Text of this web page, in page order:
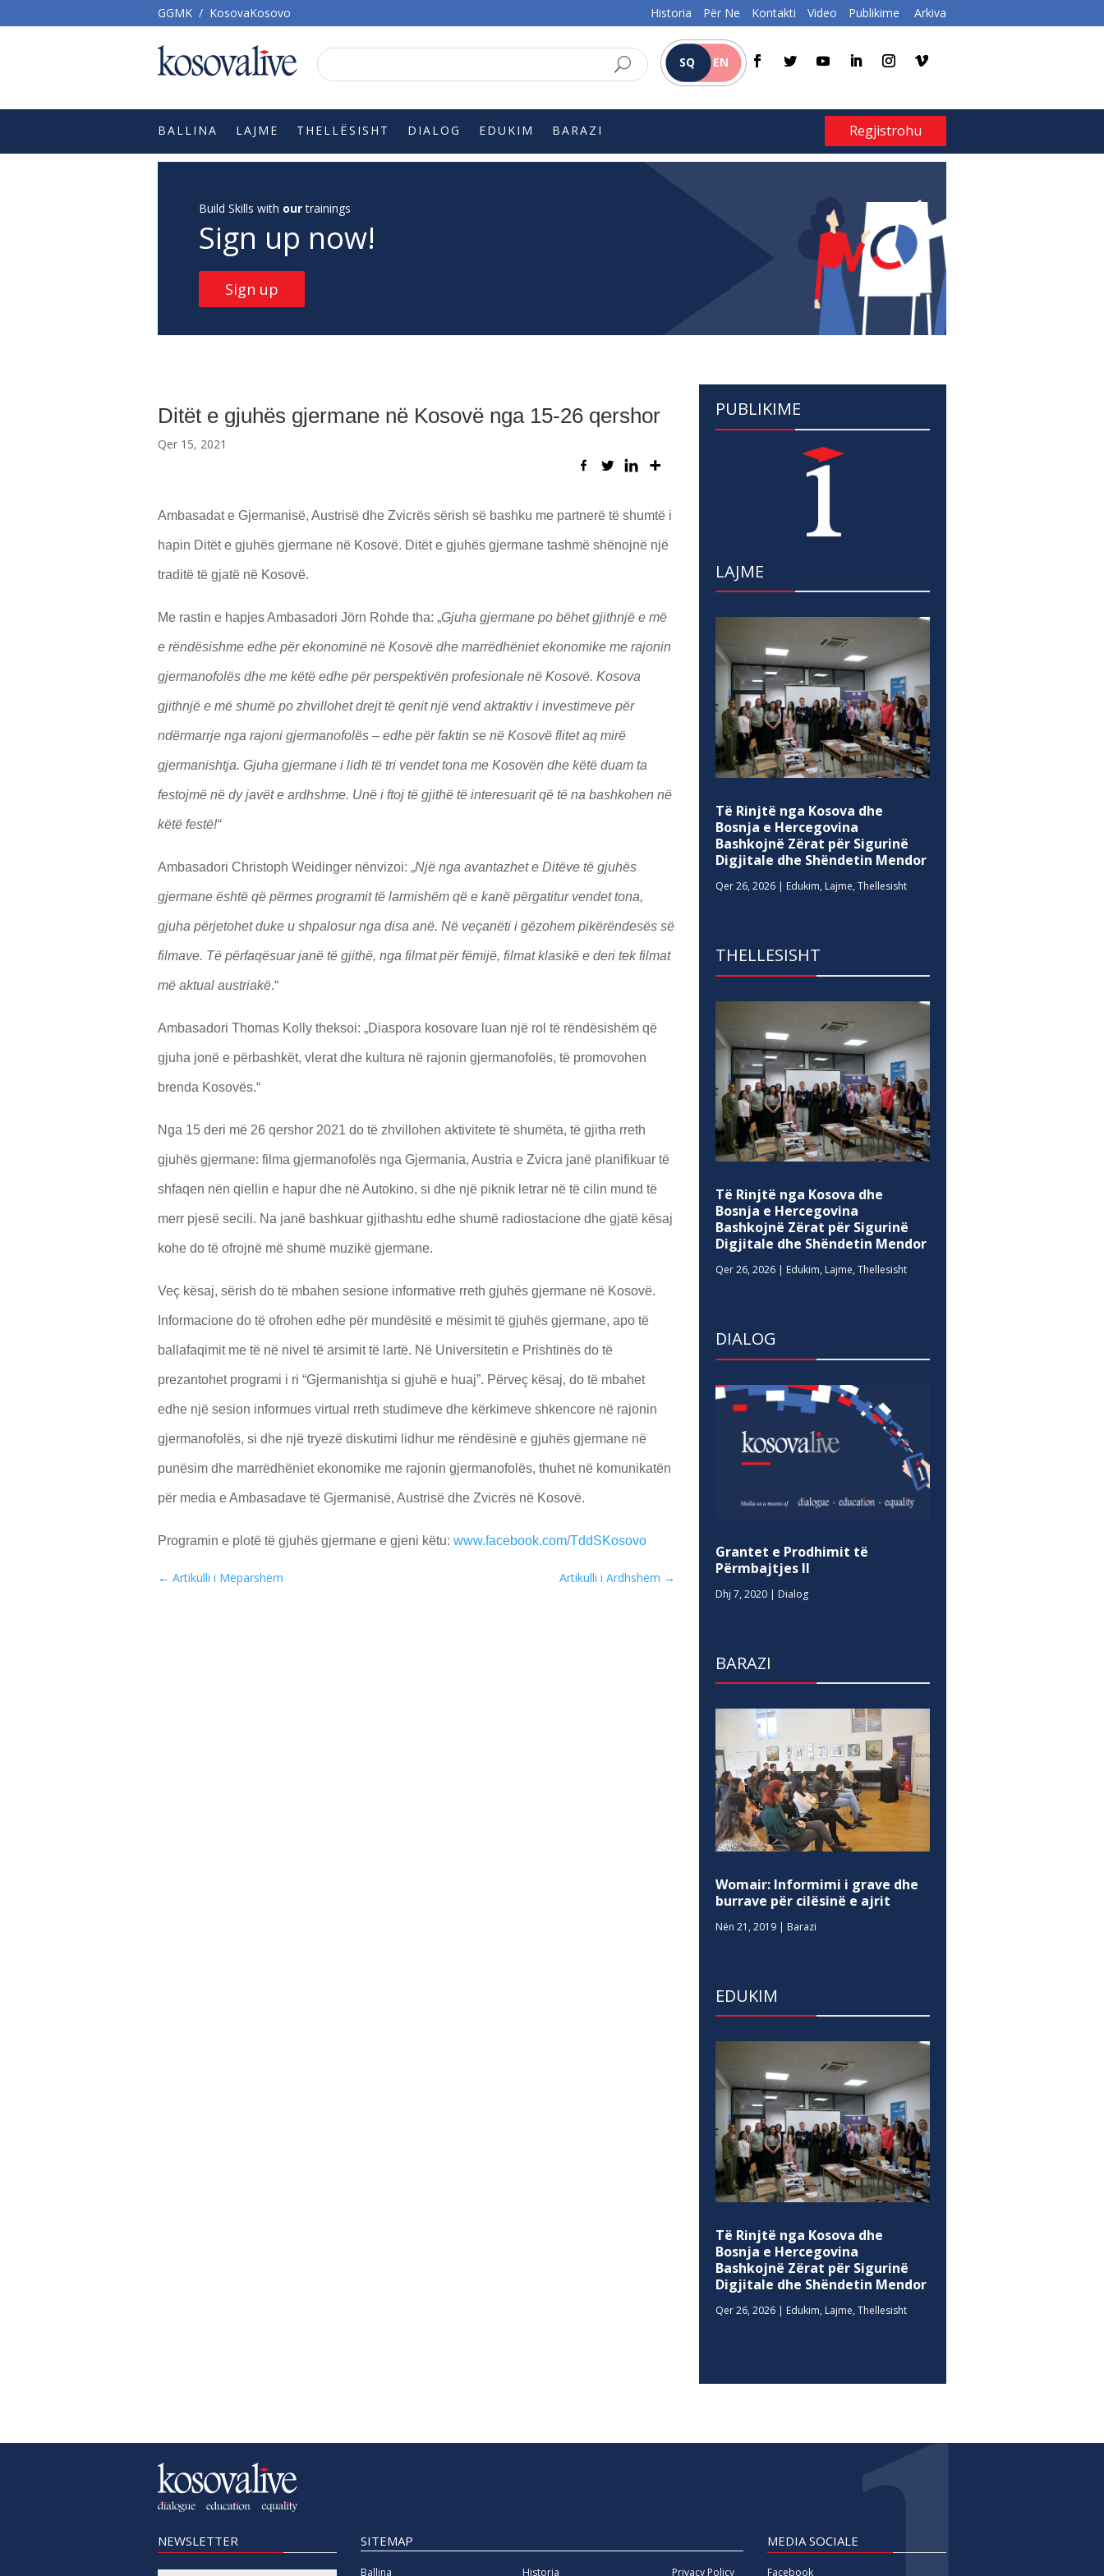
GGMK / KosovaKosovo Historia Për Ne Kontakti Video Publikime Arkiva
SQ EN
BALLINA LAJME THELLËSISHT DIALOG EDUKIM BARAZI Regjistrohu
Build Skills with ourtrainings
Sign up now!
Sign up
Ditët e gjuhës gjermane në Kosovë nga 15-26 qershor
Qer 15, 2021
Ambasadat e Gjermanisë, Austrisë dhe Zvicrës sërish së bashku me partnerë të shumtë i
hapin Ditët e gjuhës gjermane në Kosovë. Ditët e gjuhës gjermane tashmë shënojnë një
traditë të gjatë në Kosovë.
Me rastin e hapjes Ambasadori Jörn Rohde tha: „Gjuha gjermane po bëhet gjithnjë e më
e rëndësishme edhe për ekonominë në Kosovë dhe marrëdhëniet ekonomike me rajonin
gjermanofolës dhe me këtë edhe për perspektivën profesionale në Kosovë. Kosova
gjithnjë e më shumë po zhvillohet drejt të qenit një vend aktraktiv i investimeve për
ndërmarrje nga rajoni gjermanofolës – edhe për faktin se në Kosovë flitet aq mirë
gjermanishtja. Gjuha gjermane i lidh të tri vendet tona me Kosovën dhe këtë duam ta
festojmë në dy javët e ardhshme. Unë i ftoj të gjithë të interesuarit që të na bashkohen në
këtë festë!“
Ambasadori Christoph Weidinger nënvizoi: „Një nga avantazhet e Ditëve të gjuhës
gjermane është që përmes programit të larmishëm që e kanë përgatitur vendet tona,
gjuha përjetohet duke u shpalosur nga disa anë. Në veçanëti i gëzohem pikërëndesës së
filmave. Të përfaqësuar janë të gjithë, nga filmat për fëmijë, filmat klasikë e deri tek filmat
më aktual austriakë.“
Ambasadori Thomas Kolly theksoi: „Diaspora kosovare luan një rol të rëndësishëm që
gjuha jonë e përbashkët, vlerat dhe kultura në rajonin gjermanofolës, të promovohen
brenda Kosovës.“
Nga 15 deri më 26 qershor 2021 do të zhvillohen aktivitete të shumëta, të gjitha rreth
gjuhës gjermane: filma gjermanofolës nga Gjermania, Austria e Zvicra janë planifikuar të
shfaqen nën qiellin e hapur dhe në Autokino, si dhe një piknik letrar në të cilin mund të
merr pjesë secili. Na janë bashkuar gjithashtu edhe shumë radiostacione dhe gjatë kësaj
kohe do të ofrojnë më shumë muzikë gjermane.
Veç kësaj, sërish do të mbahen sesione informative rreth gjuhës gjermane në Kosovë.
Informacione do të ofrohen edhe për mundësitë e mësimit të gjuhës gjermane, apo të
ballafaqimit me të në nivel të arsimit të lartë. Në Universitetin e Prishtinës do të
prezantohet programi i ri “Gjermanishtja si gjuhë e huaj”. Përveç kësaj, do të mbahet
edhe një sesion informues virtual rreth studimeve dhe kërkimeve shkencore në rajonin
gjermanofolës, si dhe një tryezë diskutimi lidhur me rëndësinë e gjuhës gjermane në
punësim dhe marrëdhëniet ekonomike me rajonin gjermanofolës, thuhet në komunikatën
për media e Ambasadave të Gjermanisë, Austrisë dhe Zvicrës në Kosovë.
Programin e plotë të gjuhës gjermane e gjeni këtu: www.facebook.com/TddSKosovo
← Artikulli i Mëparshëm Artikulli i Ardhshëm →
PUBLIKIME
LAJME
Të Rinjtë nga Kosova dhe
Bosnja e Hercegovina
Bashkojnë Zërat për Sigurinë
Digjitale dhe Shëndetin Mendor
Qer 26, 2026 | Edukim, Lajme,Thellesisht
THELLESISHT
Të Rinjtë nga Kosova dhe
Bosnja e Hercegovina
Bashkojnë Zërat për Sigurinë
Digjitale dhe Shëndetin Mendor
Qer 26, 2026 | Edukim, Lajme,Thellesisht
DIALOG
Grantet e Prodhimit të
Përmbajtjes II
Dhj 7, 2020 | Dialog
BARAZI
Womair: Informimi i grave dhe
burrave për cilësinë e ajrit
Nën 21, 2019 | Barazi
EDUKIM
Të Rinjtë nga Kosova dhe
Bosnja e Hercegovina
Bashkojnë Zërat për Sigurinë
Digjitale dhe Shëndetin Mendor
Qer 26, 2026 | Edukim, Lajme,Thellesisht
NEWSLETTER SITEMAP
Ballina Historia Privacy Policy
MEDIA SOCIALE
Facebook